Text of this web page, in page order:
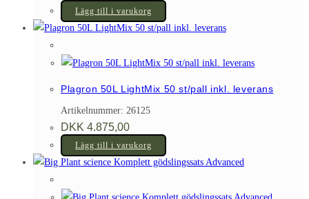
denna
Lägg till i varukorg
Plagron 50L LightMix 50 st/pall inkl. leverans
Artikelnummer: 26125
DKK 4.875,00
Lägg till i varukorg